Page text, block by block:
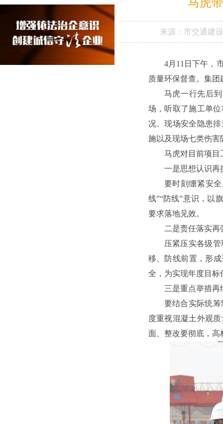
来源： 市交通建
4月11日下午，
质量环保督查。集
马虎一行先后
场，听取了施工单
况、现场安全隐患
施以及现场七类伤害
马虎对目前项目
一是思想认识再
要时刻绷紧安
线”“防线”意识，以
要求落地见效。
二是责任落实再
压紧压实各级
移、防线前置，形
全，为实现年度目标
三是重点举措再
要结合实际统
度重视混凝土外观
面、整改要彻底，高